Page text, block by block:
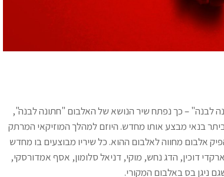
לבנה" – כך נפתח שיר הנושא של האלבום "חתונה לבנה",
81'. 26 שנים אחר כך, אביתר בנאי מבצע אותו מחדש. היוזם למהלך המוזיקאי המרתק
אלבום מחווה לאלבום ההוא. כל שיריו מבוצעים בו מחדש
דוכין, הדג נחש, מוקי, דניאל סלומון, אסף אמדורסקי,
ניגן בס באלבום המקורי.